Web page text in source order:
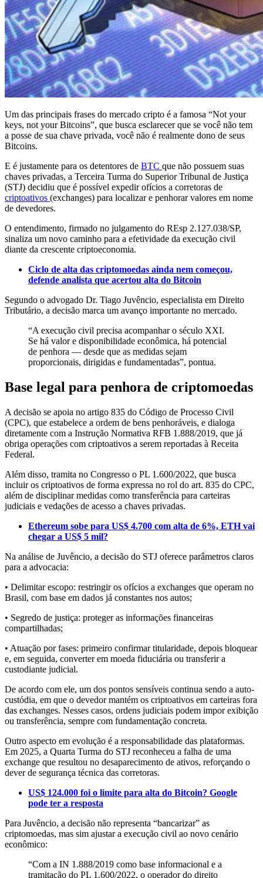
Um das principais frases do mercado cripto é a famosa “Not your
keys, not your Bitcoins”, que busca esclarecer que se você não tem
a posse de sua chave privada, você não é realmente dono de seus
Bitcoins.
E é justamente para os detentores de BTC que não possuem suas
chaves privadas, a Terceira Turma do Superior Tribunal de Justiça
(STJ) decidiu que é possível expedir ofícios a corretoras de
criptoativos (exchanges) para localizar e penhorar valores em nome
de devedores.
O entendimento, firmado no julgamento do REsp 2.127.038/SP,
sinaliza um novo caminho para a efetividade da execução civil
diante da crescente criptoeconomia.
Ciclo de alta das criptomoedas ainda nem começou,
defende analista que acertou alta do Bitcoin
Segundo o advogado Dr. Tiago Juvêncio, especialista em Direito
Tributário, a decisão marca um avanço importante no mercado.
“A execução civil precisa acompanhar o século XXI.
Se há valor e disponibilidade econômica, há potencial
de penhora — desde que as medidas sejam
proporcionais, dirigidas e fundamentadas”, pontua.
Base legal para penhora de criptomoedas
A decisão se apoia no artigo 835 do Código de Processo Civil
(CPC), que estabelece a ordem de bens penhoráveis, e dialoga
diretamente com a Instrução Normativa RFB 1.888/2019, que já
obriga operações com criptoativos a serem reportadas à Receita
Federal.
Além disso, tramita no Congresso o PL 1.600/2022, que busca
incluir os criptoativos de forma expressa no rol do art. 835 do CPC,
além de disciplinar medidas como transferência para carteiras
judiciais e vedações de acesso a chaves privadas.
Ethereum sobe para US$ 4.700 com alta de 6%, ETH vai
chegar a US$ 5 mil?
Na análise de Juvêncio, a decisão do STJ oferece parâmetros claros
para a advocacia:
• Delimitar escopo: restringir os ofícios a exchanges que operam no
Brasil, com base em dados já constantes nos autos;
• Segredo de justiça: proteger as informações financeiras
compartilhadas;
• Atuação por fases: primeiro confirmar titularidade, depois bloquear
e, em seguida, converter em moeda fiduciária ou transferir a
custodiante judicial.
De acordo com ele, um dos pontos sensíveis continua sendo a auto-
custódia, em que o devedor mantém os criptoativos em carteiras fora
das exchanges. Nesses casos, ordens judiciais podem impor exibição
ou transferência, sempre com fundamentação concreta.
Outro aspecto em evolução é a responsabilidade das plataformas.
Em 2025, a Quarta Turma do STJ reconheceu a falha de uma
exchange que resultou no desaparecimento de ativos, reforçando o
dever de segurança técnica das corretoras.
US$ 124.000 foi o limite para alta do Bitcoin? Google
pode ter a resposta
Para Juvêncio, a decisão não representa “bancarizar” as
criptomoedas, mas sim ajustar a execução civil ao novo cenário
econômico:
“Com a IN 1.888/2019 como base informacional e a
tramitação do PL 1.600/2022, o operador do direito